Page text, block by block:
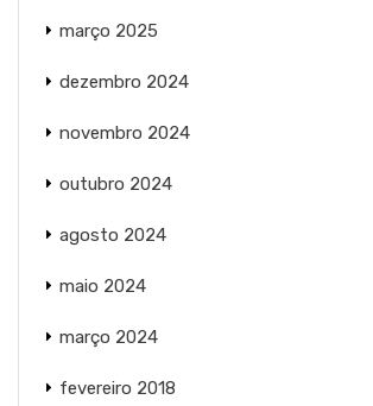
março 2025
dezembro 2024
novembro 2024
outubro 2024
agosto 2024
maio 2024
março 2024
fevereiro 2018